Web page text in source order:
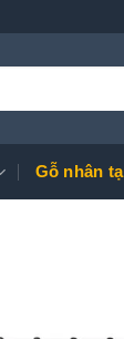
Gỗ nhân